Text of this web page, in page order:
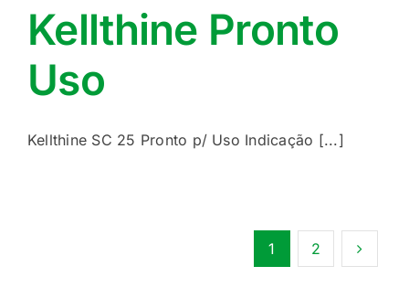
Kellthine Pronto
Uso
Kellthine SC 25 Pronto p/ Uso Indicação [...]
1 2